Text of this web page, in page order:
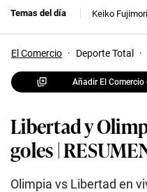
Temas del día Keiko Fujimori
El Comercio · Deporte Total ·
Añadir El
Libertad y
goles |
Olimpia vs Libertad en